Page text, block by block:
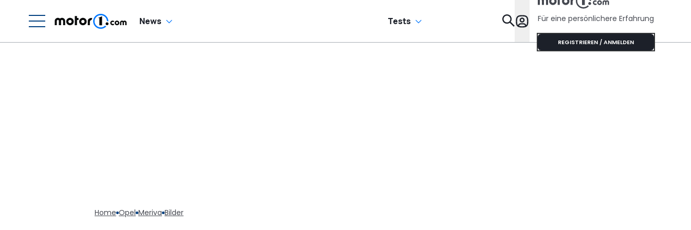
News Tests Specials
Für eine persönlichere Erfahrung
REGISTRIEREN / ANMELDEN
Home Opel Meriva Bilder